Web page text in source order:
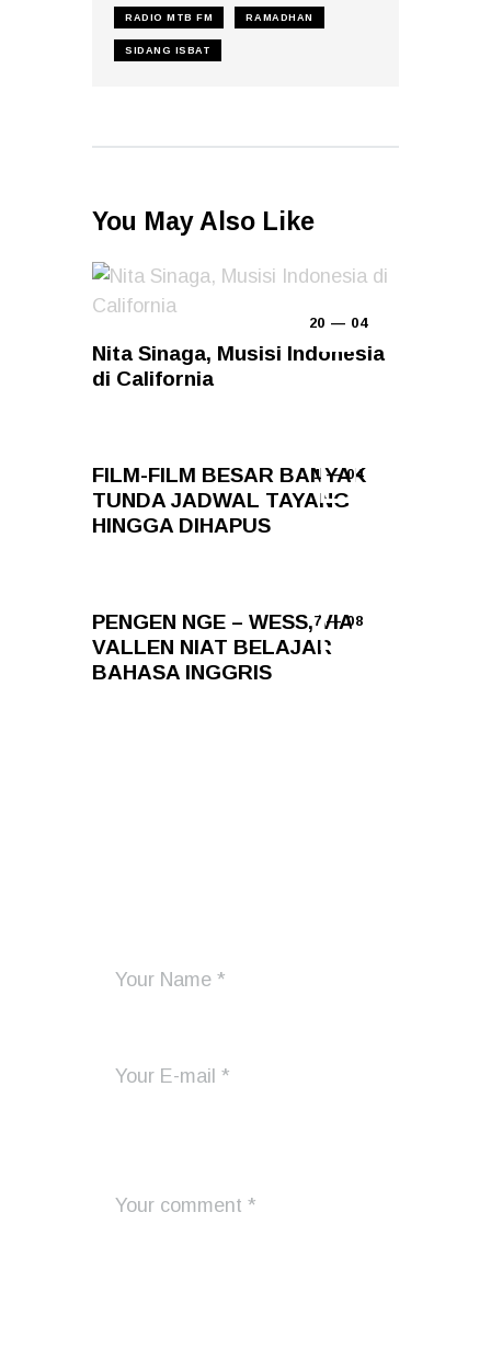
RADIO MTB FM RAMADHAN
SIDANG ISBAT
You May Also Like
20 — 04
Nita Sinaga, Musisi Indonesia
di California
1 — 04
FILM-FILM BESAR BANYAK
TUNDA JADWAL TAYANG
HINGGA DIHAPUS
7 — 08
PENGEN NGE – WESS, VIA
VALLEN NIAT BELAJAR
BAHASA INGGRIS